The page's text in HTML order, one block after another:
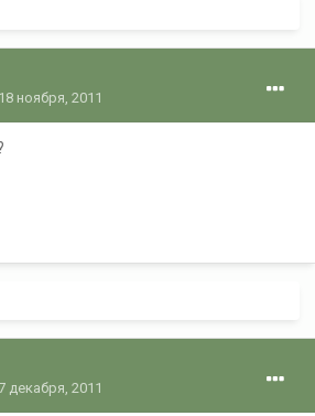
18 ноября, 2011
декабря, 2011